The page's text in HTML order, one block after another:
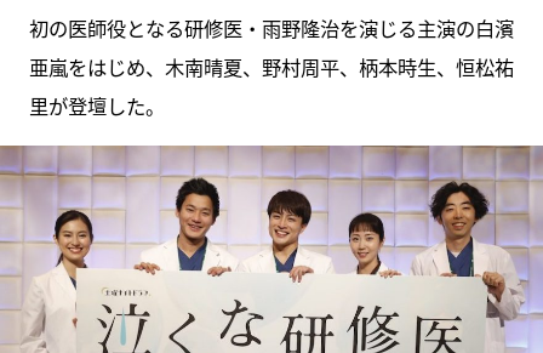
初の医師役となる研修医・雨野隆治を演じる主演の白濱
亜嵐をはじめ、木南晴夏、野村周平、柄本時生、恒松祐
里が登壇した。